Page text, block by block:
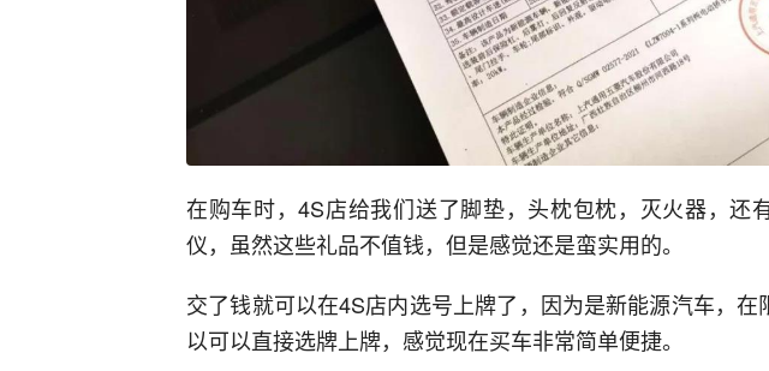
在购车时，4S店给我们送了脚垫，头枕包枕，灭火器，还
仪，虽然这些礼品不值钱，但是感觉还是蛮实用的。
交了钱就可以在4S店内选号上牌了，因为是新能源汽车，
以可以直接选牌上牌，感觉现在买车非常简单便捷。